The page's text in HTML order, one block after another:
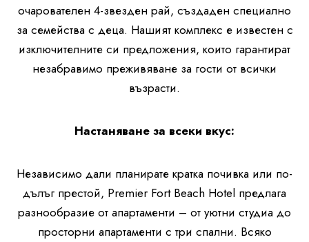
очарователен 4-звезден рай, създаден специално
за семейства с деца. Нашият комплекс е известен с
изключителните си предложения, които гарантират
незабравимо преживяване за гости от всички
възрасти.
Настаняване за всеки вкус:
Независимо дали планирате кратка почивка или по-
дълъг престой, Premier Fort Beach Hotel предлага
разнообразие от апартаменти – от уютни студиа до
просторни апартаменти с три спални. Всяко